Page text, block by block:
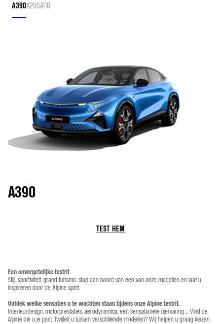
A390A290A110
A390
TEST HEM
Een onvergetelijke testrit
Stijl, sportiviteit, grand turismo: stap aan boord van een van onze modellen en laat u
inspireren door de Alpine spirit.
Ontdek welke sensaties u te wachten staan tijdens onze Alpine testrit.
Interieurdesign, motorprestaties, aerodynamica, een sensationele rijervaring ... Vind de
Alpine die u je past. Twijfelt u tussen verschillende modellen? Wij helpen u graag kiezen.